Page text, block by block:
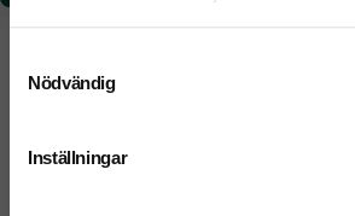
Nödvändig
Inställningar